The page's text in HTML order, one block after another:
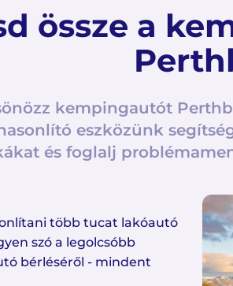
össze a
kempingautót
eszközünk
és foglalj
több tucat lakóautó
szó a legolcsóbb
bérléséről - mindent